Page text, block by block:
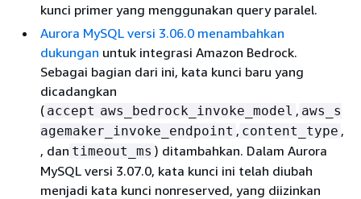
kunci primer yang menggunakan query paralel.
Aurora MySQL versi 3.06.0 menambahkan
dukungan untuk integrasi Amazon Bedrock.
Sebagai bagian dari ini, kata kunci baru yang
dicadangkan
( accept aws_bedrock_invoke_model , aws_s
agemaker_invoke_endpoint , content_type ,
, dan timeout_ms ) ditambahkan. Dalam Aurora
MySQL versi 3.07.0, kata kunci ini telah diubah
menjadi kata kunci nonreserved, yang diizinkan